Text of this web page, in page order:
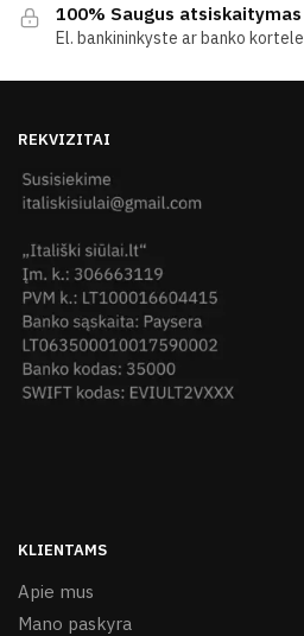
100% Saugus atsiskaitymas
El. bankininkyste ar banko kortele
REKVIZITAI
KLIENTAMS
Apie mus
Mano paskyra